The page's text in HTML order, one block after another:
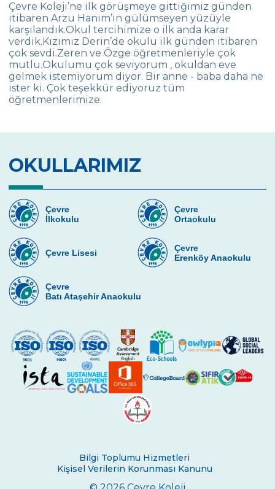
Burcu BEKTAŞOĞLU
Aras ASRAK - Meray - Nevzat ASRAK
Bora ALTINDAĞ - Tuğçe ALTINDAĞ
Nergiz AYDIN - Arda - Oğuz AYDIN
Öznur DEMİR
Işıl SAYIM
Zühal KOÇ ÜNAL
Arzu KANDİŞ
Birgül HACIALİOĞLU
Asuman-Levent BERKER
Elçin ALTINDAĞ
Çevre Koleji’ne ilk görüşmeye gittiğimiz günden
itibaren Arzu Hanım’ın gülümseyen yüzüyle
karşılandık.Okul tercihimize o ilk anda karar
verdik.Kızımız Derin’de okulu ilk günden itibaren
çok sevdi.Zeren ve Özge öğretmenleriyle çok
mutlu.Okulumu çok seviyorum , okuldan eve
gelmek istemiyorum diyor. Bir anne - baba daha ne
ister ki. Çok teşekkür ediyoruz tüm
öğretmenlerimize.
OKULLARIMIZ
Çevre
İlkokulu
Çevre
Ortaokulu
Çevre Lisesi
Çevre
Erenköy Anaokulu
Çevre
Batı Ataşehir Anaokulu
Bilgi Toplumu Hizmetleri
Kişisel Verilerin Korunması Kanunu